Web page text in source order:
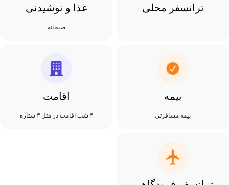
ترانسفر محلی غذا و نوشیدنی
صبحانه
بیمه
بیمه مسافرتی
اقامت
۴ شب اقامت در هتل ۳ ستاره